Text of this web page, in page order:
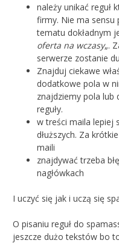
należy unikać reguł
firmy. Nie ma sensu
tematu dokładnym
oferta na wczasy„.
serwerze zostanie
Znajduj ciekawe
dodatkowe pola w
znajdziemy pola lub
reguły.
w treści maila lepiej
dłuższych. Za
maili
znajdywać trzeba
nagłówkach
I uczyć się jak i uczą się
O pisaniu reguł do
jeszcze dużo tekstów bo